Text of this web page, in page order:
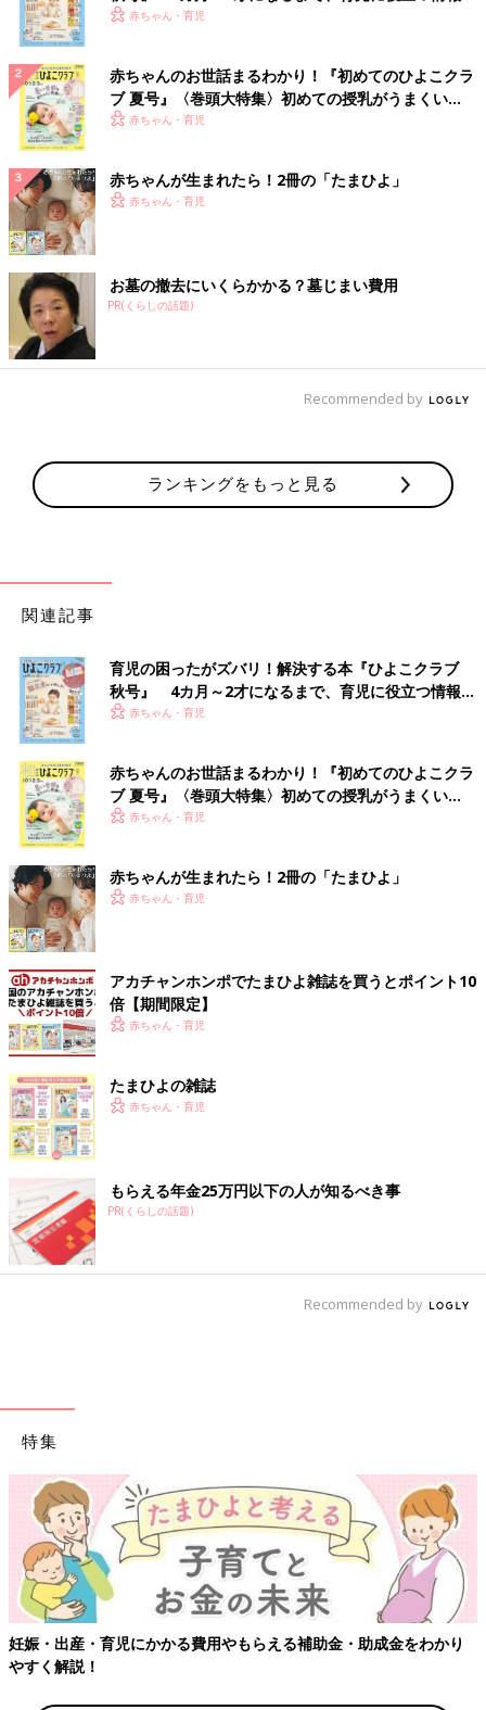
いっぱい！
赤ちゃん・育児
赤ちゃんのお世話まるわかり！『初めてのひよこクラ
ブ 夏号』〈巻頭大特集〉初めての授乳がうまくい
く！ おっぱい・ミルクの基本と夏のトラブル 解決テ
赤ちゃん・育児
赤ちゃんが生まれたら！2冊の「たまひよ」
赤ちゃん・育児
お墓の撤去にいくらかかる？墓じまい費用
PR(くらしの話題)
Recommended by
ランキングをもっと見る
関連記事
育児の困ったがズバリ！解決する本『ひよこクラブ
秋号』 4カ月～2才になるまで、育児に役立つ情報が
いっぱい！
赤ちゃん・育児
赤ちゃんのお世話まるわかり！『初めてのひよこクラ
ブ 夏号』〈巻頭大特集〉初めての授乳がうまくい
く！ おっぱい・ミルクの基本と夏のトラブル 解決テ
赤ちゃん・育児
赤ちゃんが生まれたら！2冊の「たまひよ」
赤ちゃん・育児
アカチャンホンポでたまひよ雑誌を買うとポイント10
倍【期間限定】
赤ちゃん・育児
たまひよの雑誌
赤ちゃん・育児
もらえる年金25万円以下の人が知るべき事
PR(くらしの話題)
Recommended by
特集
【ワクチン接種できるものも】妊婦の感染症対策、知っておいて！